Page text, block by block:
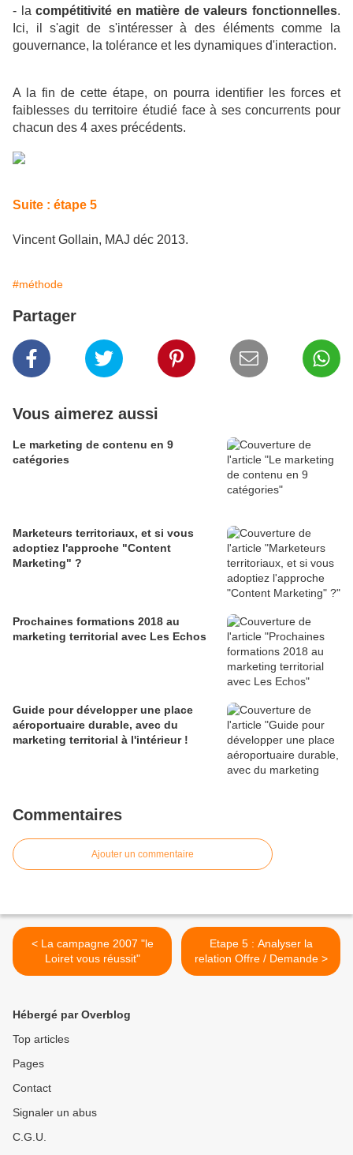
- lacompétitivité en matière de valeurs fonctionnelles.
Ici, il s'agit de s'intéresser à des éléments comme la
gouvernance, la tolérance et les dynamiques d'interaction.
A la fin de cette étape, on pourra identifier les forces et
faiblesses du territoire étudié face à ses concurrents pour
chacun des 4 axes précédents.
Suite : étape 5
Vincent Gollain, MAJ déc 2013.
#méthode
Partager
Vous aimerez aussi
Le marketing de contenu en 9
catégories
Marketeurs territoriaux, et si vous
adoptiez l'approche "Content
Marketing" ?
Prochaines formations 2018 au
marketing territorial avec Les Echos
Guide pour développer une place
aéroportuaire durable, avec du
marketing territorial à l'intérieur !
Commentaires
Ajouter un commentaire
< La campagne 2007 "le
Loiret vous réussit"
Etape 5 : Analyser la
relation Offre / Demande >
Hébergé par Overblog
Top articles
Pages
Contact
Signaler un abus
C.G.U.